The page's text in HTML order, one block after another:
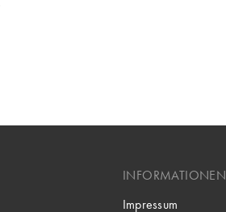
INFORMATIONEN
Impressum